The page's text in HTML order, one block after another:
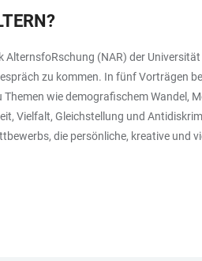
(NAR) der
zu kommen. In fünf Vorträgen
wie demografischem
Vielfalt, Gleichstellung und
die persönliche, kreative und